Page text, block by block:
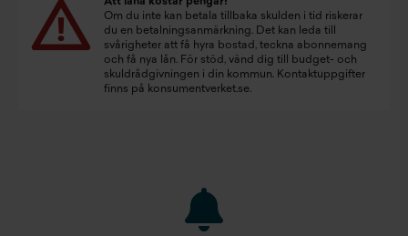
Om du inte kan betala tillbaka skulden i tid riskerar
du en betalningsanmärkning. Det kan leda till
svårigheter att få hyra bostad, teckna abonnemang
och få nya lån. För stöd, vänd dig till budget- och
skuldrådgivningen i din kommun. Kontaktuppgifter
finns på konsumentverket.se.